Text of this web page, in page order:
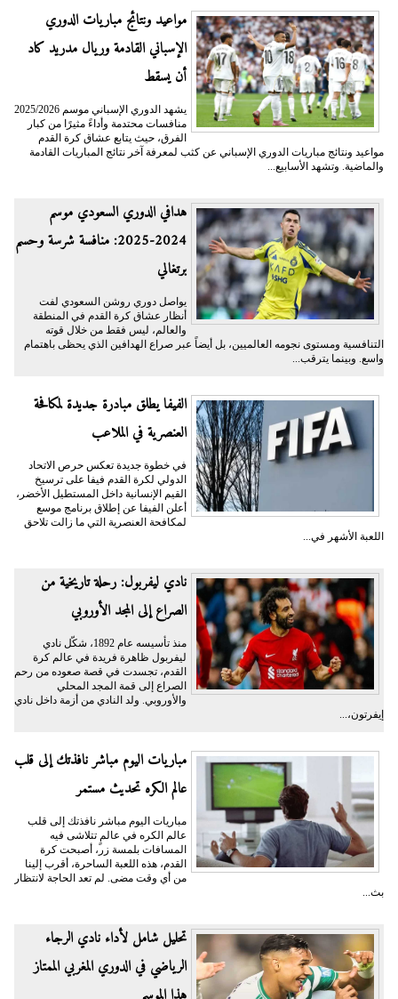
مواعيد ونتائج مباريات الدوري
الإسباني القادمة وريال مدريد كاد
أن يسقط
يشهد الدوري الإسباني موسم 2025/2026
منافسات محتدمة وأداءً مثيرًا من كبار
الفرق، حيث يتابع عشاق كرة القدم
مواعيد ونتائج مباريات الدوري الإسباني عن كثب لمعرفة آخر نتائج المباريات القادمة
والماضية. وتشهد الأسابيع...
هدافي الدوري السعودي موسم
2024-2025: منافسة شرسة وحسم
برتغالي
يواصل دوري روشن السعودي لفت
أنظار عشاق كرة القدم في المنطقة
والعالم، ليس فقط من خلال قوته
التنافسية ومستوى نجومه العالميين، بل أيضاً عبر صراع الهدافين الذي يحظى باهتمام
واسع. وبينما يترقب...
الفيفا يطلق مبادرة جديدة لمكافحة
العنصرية في الملاعب
في خطوة جديدة تعكس حرص الاتحاد
الدولي لكرة القدم فيفا على ترسيخ
القيم الإنسانية داخل المستطيل الأخضر،
أعلن الفيفا عن إطلاق برنامج موسع
لمكافحة العنصرية التي ما زالت تلاحق
اللعبة الأشهر في...
نادي ليفربول: رحلة تاريخية من
الصراع إلى المجد الأوروبي
منذ تأسيسه عام 1892، شكّل نادي
ليفربول ظاهرة فريدة في عالم كرة
القدم، تجسدت في قصة صعوده من رحم
الصراع إلى قمة المجد المحلي
والأوروبي. ولد النادي من أزمة داخل نادي
إيفرتون،...
مباريات اليوم مباشر نافذتك إلى قلب
عالم الكره تحديث مستمر
مباريات اليوم مباشر نافذتك إلى قلب
عالم الكره في عالمٍ تتلاشى فيه
المسافات بلمسة زر، أصبحت كرة
القدم، هذه اللعبة الساحرة، أقرب إلينا
من أي وقت مضى. لم تعد الحاجة لانتظار
بث...
تحليل شامل لأداء نادي الرجاء
الرياضي في الدوري المغربي الممتاز